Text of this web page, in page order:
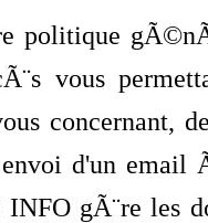
vous
concernant,
envoi d'un
gÃ¨re les